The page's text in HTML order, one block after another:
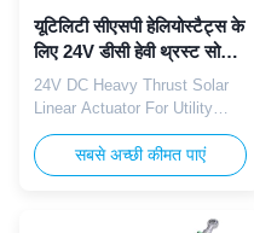
यूटिलिटी सीएसपी हेलियोस्टैट्स के
लिए 24V डीसी हेवी थ्रस्ट सोलर
लीनियर एक्चुएटर
24V DC Heavy Thrust Solar
Linear Actuator For Utility
CSP Heliostats The TOMUU
U23D 24V DC heavy thrust
solar linear actuator is
concentrated solar power
सबसे अच्छी कीमत पाएं